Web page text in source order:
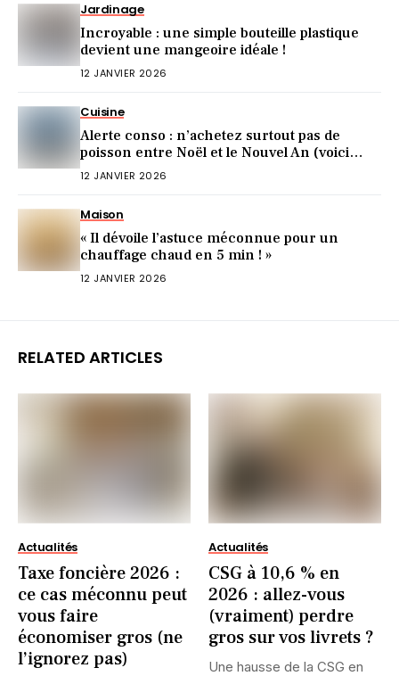
Jardinage
Incroyable : une simple bouteille plastique
devient une mangeoire idéale !
12 JANVIER 2026
Cuisine
Alerte conso : n’achetez surtout pas de
poisson entre Noël et le Nouvel An (voici
pourquoi)
12 JANVIER 2026
Maison
« Il dévoile l’astuce méconnue pour un
chauffage chaud en 5 min ! »
12 JANVIER 2026
RELATED ARTICLES
Actualités
Taxe foncière 2026 :
ce cas méconnu peut
vous faire
économiser gros (ne
l’ignorez pas)
Actualités
CSG à 10,6 % en
2026 : allez-vous
(vraiment) perdre
gros sur vos livrets ?
Une hausse de la CSG en